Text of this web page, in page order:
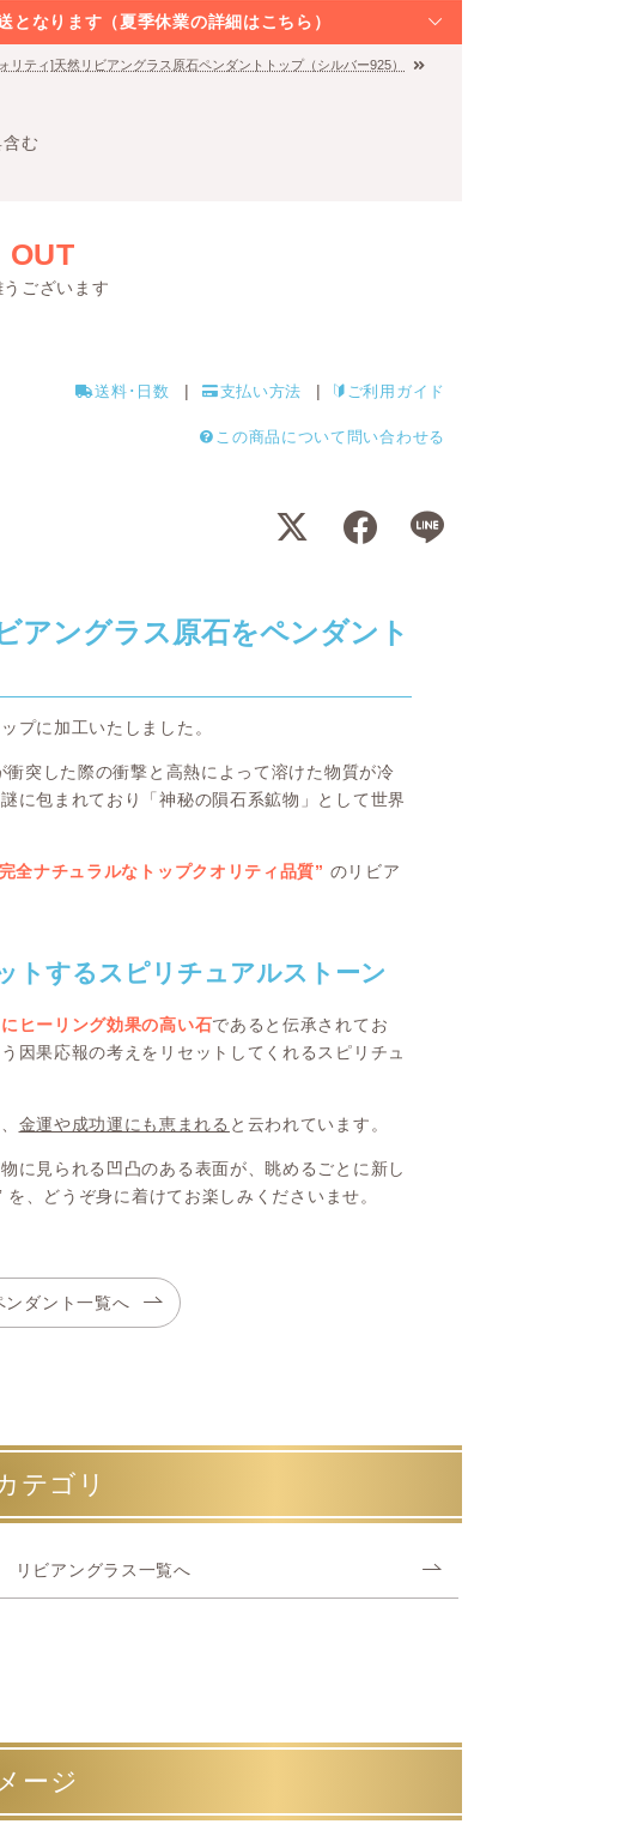
なります（夏季休業の詳細はこちら）
リティ]天然リビアングラス原石ペンダントトップ（シルバー925）
む
OUT
ございます
送料･日数 支払い方法 ご利用ガイド
この商品について問い合わせる
アングラス原石をペンダント
プに加工いたしました。
突した際の衝撃と高熱によって溶けた物質が冷
に包まれており「神秘の隕石系鉱物」として世界
全ナチュラルなトップクオリティ品質” のリビア
トするスピリチュアルストーン
ヒーリング効果の高い石であると伝承されてお
因果応報の考えをリセットしてくれるスピリチュ
金運や成功運にも恵まれる と云われています。
に見られる凹凸のある表面が、眺めるごとに新し
、どうぞ身に着けてお楽しみくださいませ。
ンダント一覧へ
テゴリ
リビアングラス一覧へ
ージ